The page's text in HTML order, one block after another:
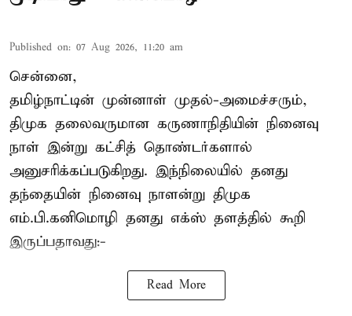
Published on: 07 Aug 2026, 11:20 am
சென்னை,
தமிழ்நாட்டின் முன்னாள் முதல்-அமைச்சரும்,
திமுக தலைவருமான கருணாநிதியின் நினைவு
நாள் இன்று கட்சித் தொண்டர்களால்
அனுசரிக்கப்படுகிறது. இந்நிலையில் தனது
தந்தையின் நினைவு நாளன்று திமுக
எம்.பி.கனிமொழி தனது எக்ஸ் தளத்தில் கூறி
இருப்பதாவது:-
Read More